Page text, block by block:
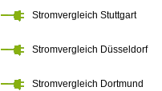
Stromvergleich Stuttgart
Stromvergleich Düsseldorf
Stromvergleich Dortmund